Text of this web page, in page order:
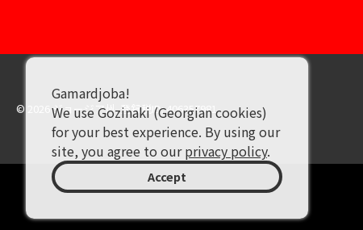
© 2026 ジョージア州. 登録税ID: 406357981
Gamardjoba!
We use Gozinaki (Georgian cookies)
for your best experience. By using our
site, you agree to ourprivacy policy.
Accept